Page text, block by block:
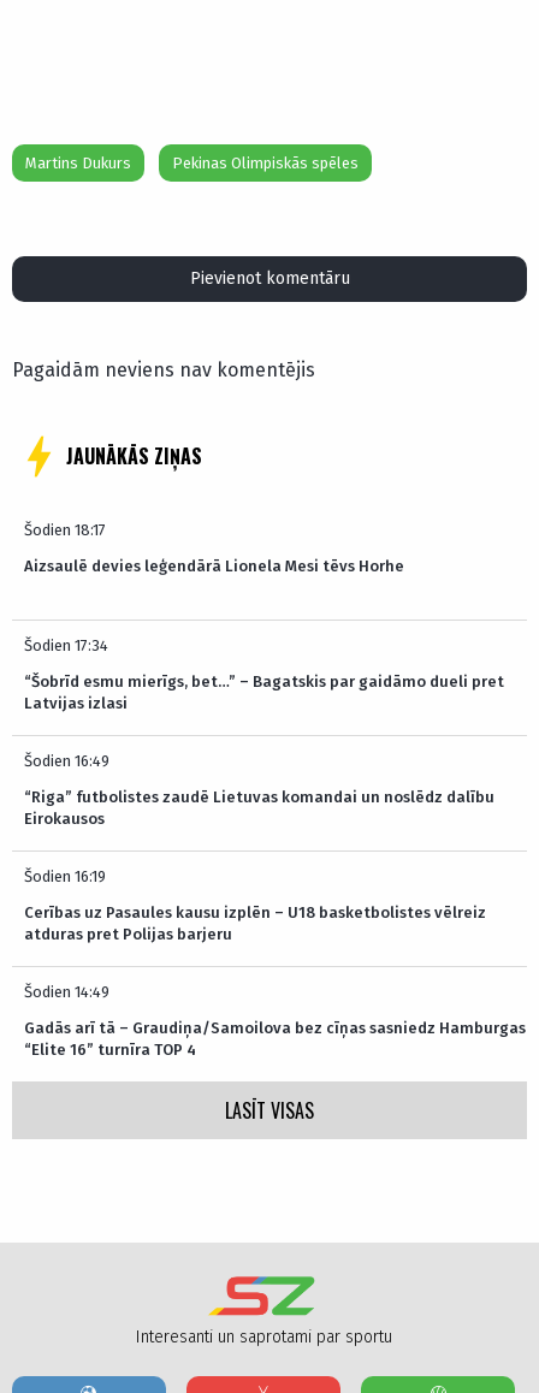
Martins Dukurs Pekinas Olimpiskās spēles
Pievienot komentāru
Pagaidām neviens nav komentējis
JAUNĀKĀS ZIŅAS
Šodien 18:17
Aizsaulē devies leģendārā Lionela Mesi tēvs Horhe
Šodien 17:34
“Šobrīd esmu mierīgs, bet…” – Bagatskis par gaidāmo dueli pret
Latvijas izlasi
Šodien 16:49
“Riga” futbolistes zaudē Lietuvas komandai un noslēdz dalību
Eirokausos
Šodien 16:19
Cerības uz Pasaules kausu izplēn – U18 basketbolistes vēlreiz
atduras pret Polijas barjeru
Šodien 14:49
Gadās arī tā – Graudiņa/Samoilova bez cīņas sasniedz Hamburgas
“Elite 16” turnīra TOP 4
LASĪT VISAS
Interesanti un saprotami par sportu